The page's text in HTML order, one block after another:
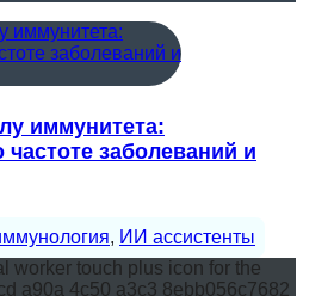
иммунитета:
частоте заболеваний и
, ИИ ассистенты